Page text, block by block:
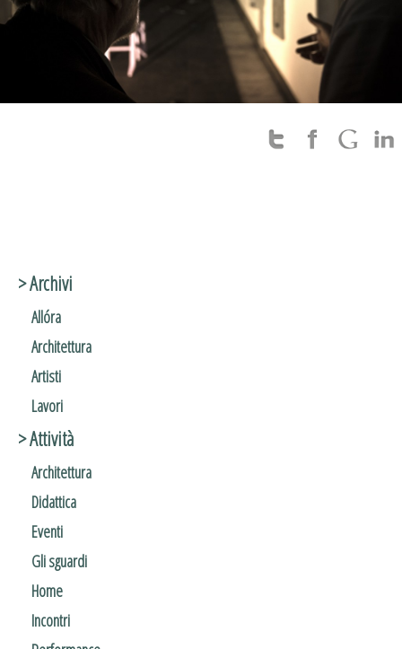
> Archivi
Allóra
Architettura
Artisti
Lavori
> Attività
Architettura
Didattica
Eventi
Gli sguardi
Home
Incontri